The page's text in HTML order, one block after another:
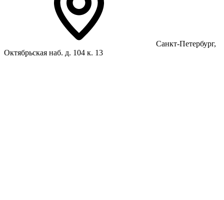
Санкт-Петербург,
Октябрьская наб. д. 104 к. 13